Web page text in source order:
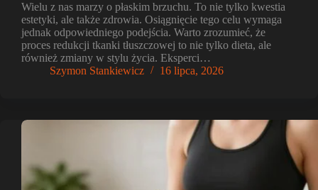
Wielu z nas marzy o płaskim brzuchu. To nie tylko kwestia
estetyki, ale także zdrowia. Osiągnięcie tego celu wymaga
jednak odpowiedniego podejścia. Warto zrozumieć, że
proces redukcji tkanki tłuszczowej to nie tylko dieta, ale
również zmiany w stylu życia. Eksperci…
Szymon Stankiewicz
16 lipca, 2026